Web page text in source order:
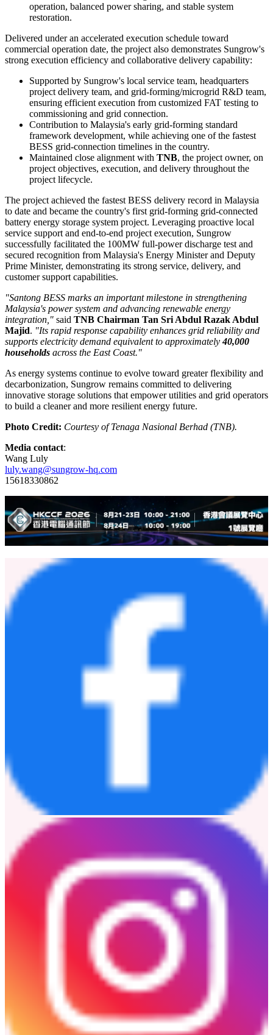
Fast active power ramping and Fast Frequency Response
(FFR) for frequency support dynamic grid balancing.
improved power quality.
Grid-forming capabilities, characterized by voltage-source
behavior and autonomous voltage/frequency support,
enabling inertial response, power oscillation damping, on/off-
grid operation, and microgrid applications.
Station-level black start capability, enabling Sungrow's grid-
forming PCS to establish a stable AC network under complete
blackout conditions without an external voltage or frequency
reference, while demonstrating coordinated multi-converter
operation, balanced power sharing, and stable system
restoration.
Delivered under an accelerated execution schedule toward
commercial operation date, the project also demonstrates Sungrow's
strong execution efficiency and collaborative delivery capability:
Supported by Sungrow's local service team, headquarters
project delivery team, and grid-forming/microgrid R&D team,
ensuring efficient execution from customized FAT testing to
commissioning and grid connection.
Contribution to Malaysia's early grid-forming standard
framework development, while achieving one of the fastest
BESS grid-connection timelines in the country.
Maintained close alignment withTNB
, the project owner, on
project objectives, execution, and delivery throughout the
project lifecycle.
The project achieved the fastest BESS delivery record in Malaysia
to date and became the country's first grid-forming grid-connected
battery energy storage system project. Leveraging proactive local
service support and end-to-end project execution, Sungrow
successfully facilitated the 100MW full-power discharge test and
secured recognition from Malaysia's Energy Minister and Deputy
Prime Minister, demonstrating its strong service, delivery, and
customer support capabilities.
"Santong BESS marks an important milestone in strengthening
Malaysia's power system and advancing renewable energy
integration,"said
Majid ."Its rapid response capability enhances grid reliability and
supports electricity demand equivalent to approximately
householdsacross the East Coast."
As energy systems continue to evolve toward greater flexibility and
decarbonization, Sungrow remains committed to delivering
innovative storage solutions that empower utilities and grid operators
to build a cleaner and more resilient energy future.
Photo Credit:Courtesy of Tenaga Nasional Berhad (TNB).
Media contact
Wang Luly
luly.wang@sungrow-hq.com
15618330862